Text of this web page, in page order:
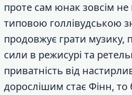
проте сам юнак зовсім не
типовою голлівудською
продовжує грати музику,
сили в режисурі та
приватність від
дорослішим стає Фінн, то